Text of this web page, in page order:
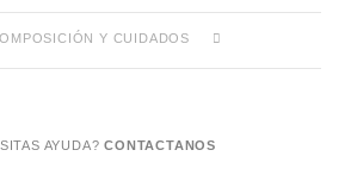
Y CUIDADOS
AYUDA?CONTACTANOS